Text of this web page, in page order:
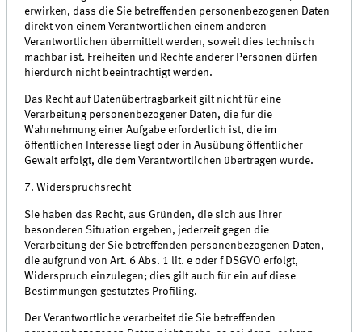
erwirken, dass die Sie betreffenden personenbezogenen Daten
direkt von einem Verantwortlichen einem anderen
Verantwortlichen übermittelt werden, soweit dies technisch
machbar ist. Freiheiten und Rechte anderer Personen dürfen
hierdurch nicht beeinträchtigt werden.
Das Recht auf Datenübertragbarkeit gilt nicht für eine
Verarbeitung personenbezogener Daten, die für die
Wahrnehmung einer Aufgabe erforderlich ist, die im
öffentlichen Interesse liegt oder in Ausübung öffentlicher
Gewalt erfolgt, die dem Verantwortlichen übertragen wurde.
7. Widerspruchsrecht
Sie haben das Recht, aus Gründen, die sich aus ihrer
besonderen Situation ergeben, jederzeit gegen die
Verarbeitung der Sie betreffenden personenbezogenen Daten,
die aufgrund von Art. 6 Abs. 1 lit. e oder f DSGVO erfolgt,
Widerspruch einzulegen; dies gilt auch für ein auf diese
Bestimmungen gestütztes Profiling.
Der Verantwortliche verarbeitet die Sie betreffenden